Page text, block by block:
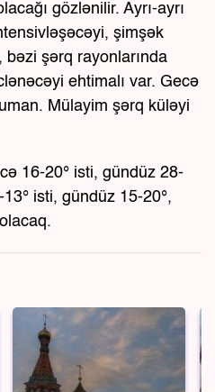
gözlənilir. Ayrı-ayrı
şimşək
bəzi şərq rayonlarında
ehtimalı var. Gecə
Mülayim şərq küləyi
16-20° isti, gündüz 28-
isti, gündüz 15-20°,